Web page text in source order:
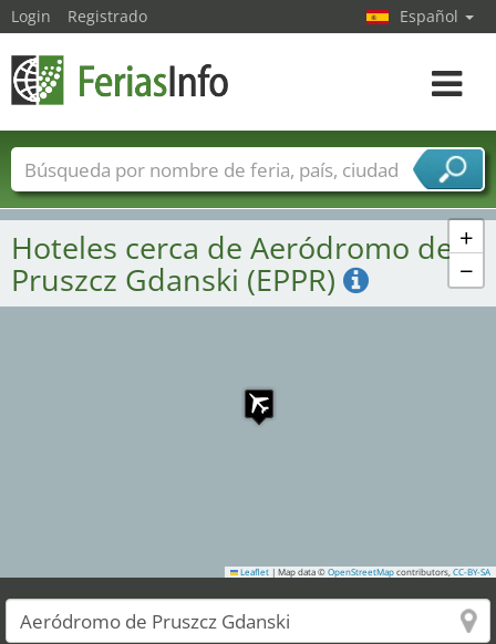
+
−
Leaflet | Map data © OpenStreetMap contributors, CC-BY-SA
Hoteles cerca de Aeródromo de
Pruszcz Gdanski (EPPR)
Login Registrado Español
toggle
Nombres de ferias Países
Ciudades
Sectores de ferias
Sectores de proveedor de servicios